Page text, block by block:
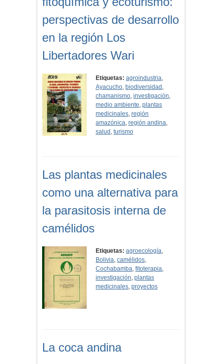
perspectivas de desarrollo
en la región Los
Libertadores Wari
Etiquetas: agroindustria,
Ayacucho, biodiversidad ,
chamanismo,investigación,
medio ambiente,plantas
medicinales,región
amazónica,región andina,
salud ,turismo
Las plantas medicinales
como una alternativa para
la parasitosis interna de
camélidos
Etiquetas: agroecología,
Bolivia,camélidos,
Cochabamba,fitoterapia,
investigación,plantas
medicinales,proyectos
La coca andina